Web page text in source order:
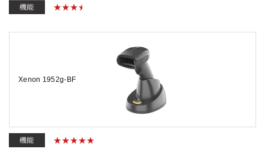
機能
Xenon 1952g-BF
機能